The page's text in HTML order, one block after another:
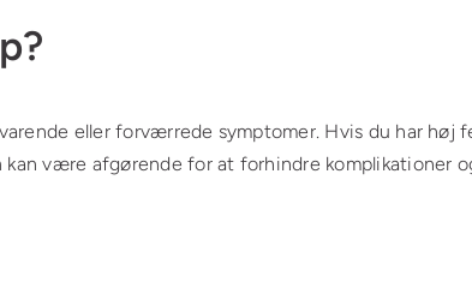
eller forværrede symptomer. Hvis du har høj
være afgørende for at forhindre komplikationer